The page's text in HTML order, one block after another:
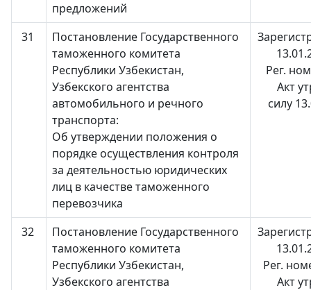
Номер телефона
доверия
1062
Номер телефона
доверия
00
+998 (71) 207-87-
Номер
доверия
+998 (71)
+998 (71)
предложений
31
Постановление Государственного
таможенного комитета
Республики Узбекистан,
Узбекского агентства
автомобильного и речного
транспорта:
Об утверждении положения о
порядке осуществления контроля
за деятельностью юридических
лиц в качестве таможенного
перевозчика
Рег.
Акт
силу
32
Постановление Государственного
таможенного комитета
Республики Узбекистан,
Узбекского агентства
Рег.
Акт